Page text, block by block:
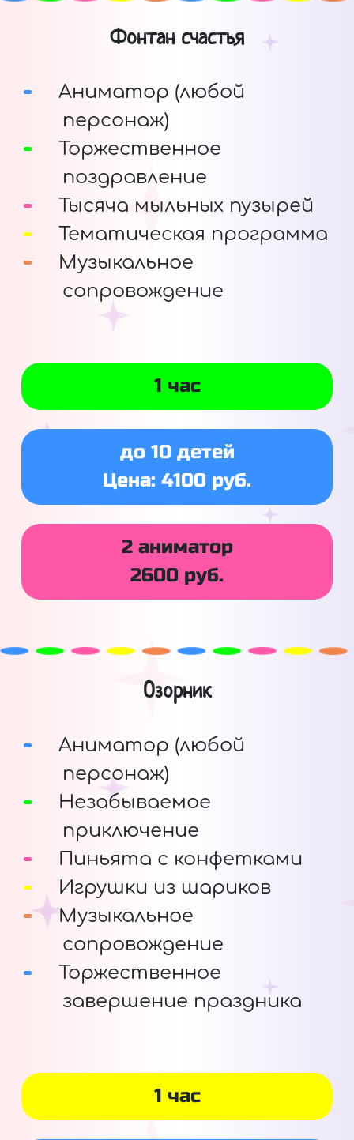
Фонтан счастья
Аниматор (любой
персонаж)
Торжественное
поздравление
Тысяча мыльных пузырей
Тематическая программа
Музыкальное
сопровождение
1 час
до 10 детей
Цена: 4100 руб.
2 аниматор
2600 руб.
Озорник
Аниматор (любой
персонаж)
Незабываемое
приключение
Пиньята с конфетками
Игрушки из шариков
Музыкальное
сопровождение
Торжественное
завершение праздника
1 час